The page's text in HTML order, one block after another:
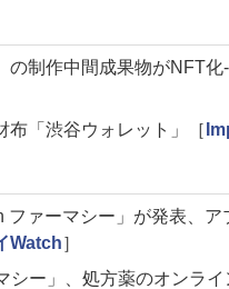
の制作中間成果物がNFT
布「渋谷ウォレット」［
ファーマシー」が発表、
Watch］
シー」、処方薬のオンラ